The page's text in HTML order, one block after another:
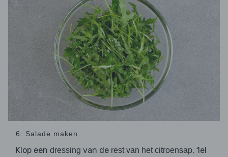
6. Salade maken
Klop een dressing van de rest van het citroensap, 1el